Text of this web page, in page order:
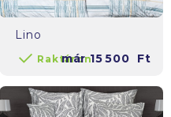
Lino
Raktáron
már15 500 Ft